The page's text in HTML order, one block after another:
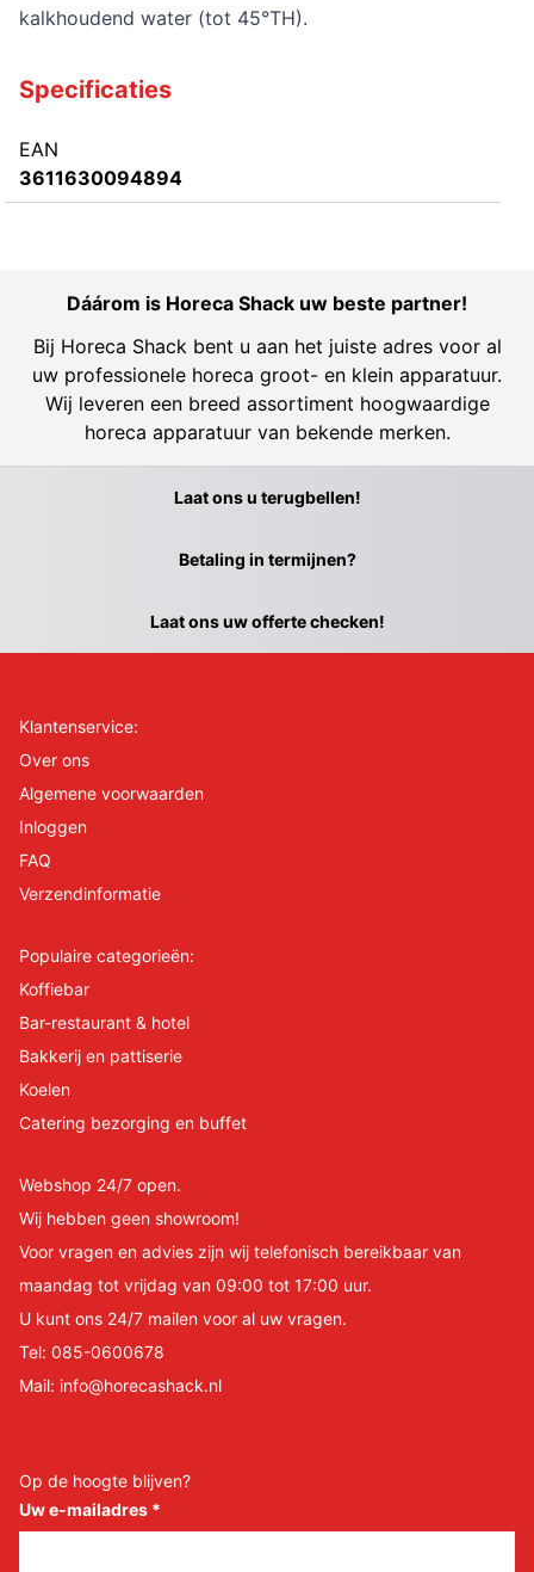
kalkhoudend water (tot 45°TH).
Specificaties
EAN
3611630094894
Dáárom is Horeca Shack uw beste partner!
Bij Horeca Shack bent u aan het juiste adres voor al
uw professionele horeca groot- en klein apparatuur.
Wij leveren een breed assortiment hoogwaardige
horeca apparatuur van bekende merken.
Laat ons u terugbellen!
Betaling in termijnen?
Laat ons uw offerte checken!
Klantenservice:
Over ons
Algemene voorwaarden
Inloggen
FAQ
Verzendinformatie
Populaire categorieën:
Koffiebar
Bar-restaurant & hotel
Bakkerij en pattiserie
Koelen
Catering bezorging en buffet
Webshop 24/7 open.
Wij hebben geen showroom!
Voor vragen en advies zijn wij telefonisch bereikbaar van
maandag tot vrijdag van 09:00 tot 17:00 uur.
U kunt ons 24/7 mailen voor al uw vragen.
Tel: 085-0600678
Mail: info@horecashack.nl
Op de hoogte blijven?
Uw e-mailadres *